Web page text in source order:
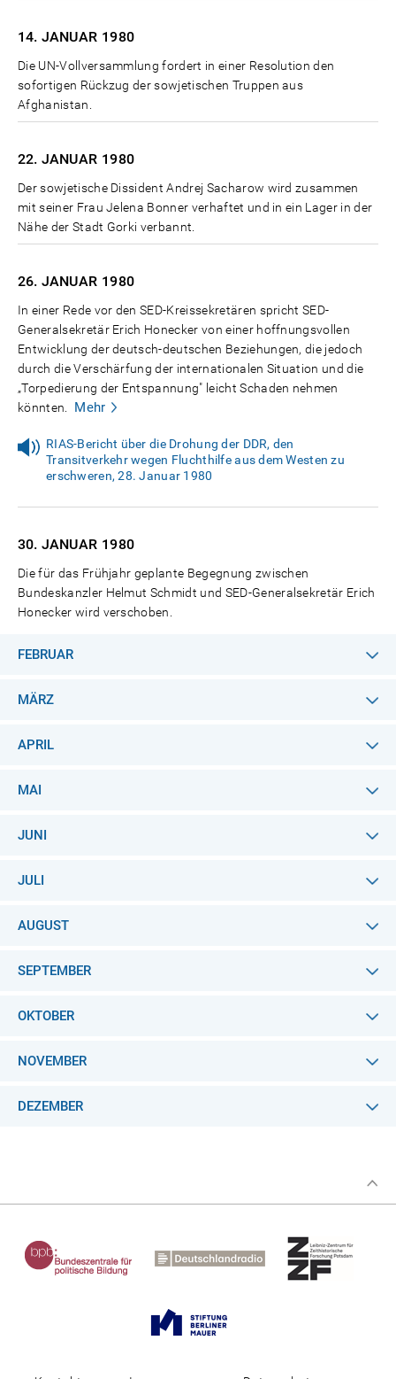
14. JANUAR 1980
Die UN-Vollversammlung fordert in einer Resolution den
sofortigen Rückzug der sowjetischen Truppen aus
Afghanistan.
22. JANUAR 1980
Der sowjetische Dissident Andrej Sacharow wird zusammen
mit seiner Frau Jelena Bonner verhaftet und in ein Lager in der
Nähe der Stadt Gorki verbannt.
26. JANUAR 1980
In einer Rede vor den SED-Kreissekretären spricht SED-
Generalsekretär Erich Honecker von einer hoffnungsvollen
Entwicklung der deutsch-deutschen Beziehungen, die jedoch
durch die Verschärfung der internationalen Situation und die
„Torpedierung der Entspannung" leicht Schaden nehmen
könnten.
Mehr
RIAS-Bericht über die Drohung der DDR, den
Transitverkehr wegen Fluchthilfe aus dem Westen zu
erschweren, 28. Januar 1980
30. JANUAR 1980
Die für das Frühjahr geplante Begegnung zwischen
Bundeskanzler Helmut Schmidt und SED-Generalsekretär Erich
Honecker wird verschoben.
FEBRUAR
MÄRZ
APRIL
MAI
JUNI
JULI
AUGUST
SEPTEMBER
OKTOBER
NOVEMBER
DEZEMBER